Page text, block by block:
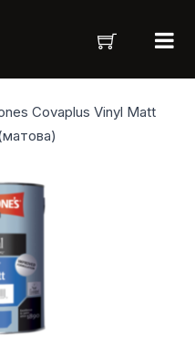
Covaplus Vinyl Matt